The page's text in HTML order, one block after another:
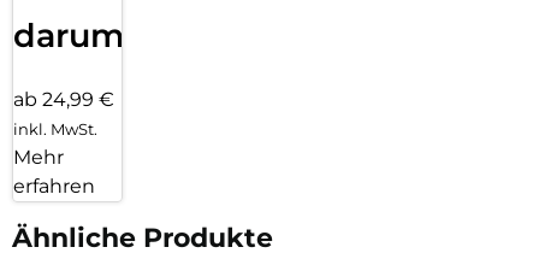
darum!
ab 24,99 €
inkl. MwSt.
Mehr
erfahren
Ähnliche Produkte